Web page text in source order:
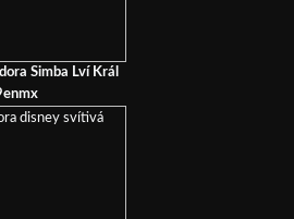
Simba Lví Král